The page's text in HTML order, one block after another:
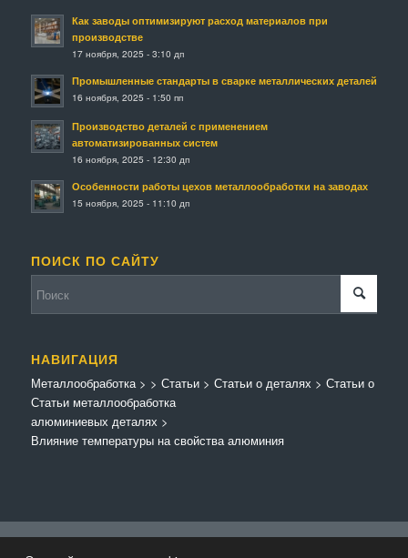
Как заводы оптимизируют расход материалов при
производстве
17 ноября, 2025 - 3:10 дп
Промышленные стандарты в сварке металлических деталей
16 ноября, 2025 - 1:50 пп
Производство деталей с применением
автоматизированных систем
16 ноября, 2025 - 12:30 дп
Особенности работы цехов металлообработки на заводах
15 ноября, 2025 - 11:10 дп
ПОИСК ПО САЙТУ
НАВИГАЦИЯ
Металлообработка>
Статьи металлообработка
> Статьи> Статьи о деталях > Статьи о
алюминиевых деталях >
Влияние температуры на свойства алюминия